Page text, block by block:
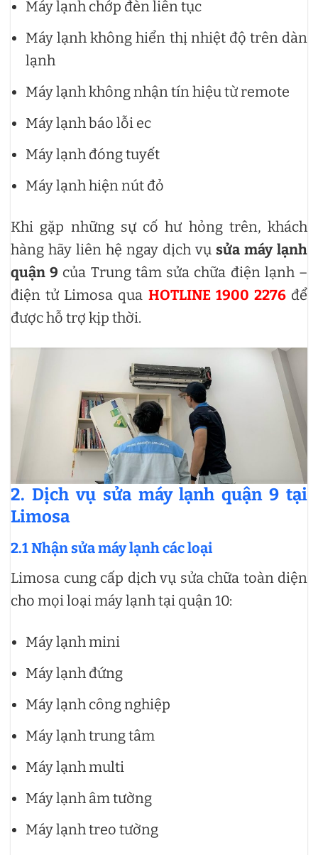
Máy lạnh chớp đèn liên tục
Máy lạnh không hiển thị nhiệt độ trên dàn
lạnh
Máy lạnh không nhận tín hiệu từ remote
Máy lạnh báo lỗi ec
Máy lạnh đóng tuyết
Máy lạnh hiện nút đỏ
Khi gặp những sự cố hư hỏng trên, khách
hàng hãy liên hệ ngay dịch vụ sửa máy lạnh
quận 9 của Trung tâm sửa chữa điện lạnh –
điện tử Limosa qua HOTLINE 1900 2276để
được hỗ trợ kịp thời.
2. Dịch vụ sửa máy lạnh quận 9 tại
Limosa
2.1 Nhận sửa máy lạnh các loại
Limosa cung cấp dịch vụ sửa chữa toàn diện
cho mọi loại máy lạnh tại quận 10:
Máy lạnh mini
Máy lạnh đứng
Máy lạnh công nghiệp
Máy lạnh trung tâm
Máy lạnh multi
Máy lạnh âm tường
Máy lạnh treo tường